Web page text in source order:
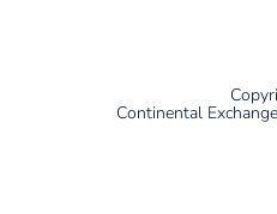
Continental